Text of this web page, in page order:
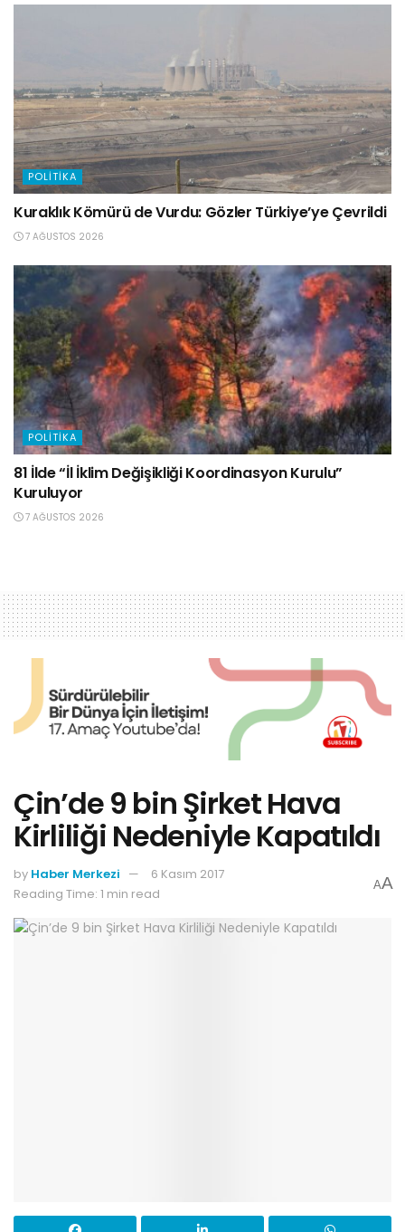
POLITIKA
Kuraklık Kömürü de Vurdu: Gözler Türkiye’ye Çevrildi
7 AĞUSTOS 2026
POLITIKA
81 İlde “İl İklim Değişikliği Koordinasyon Kurulu”
Kuruluyor
7 AĞUSTOS 2026
Çin’de 9 bin Şirket Hava
Kirliliği Nedeniyle Kapatıldı
by Haber Merkezi
6 Kasım 2017
Reading Time: 1 min read
AA